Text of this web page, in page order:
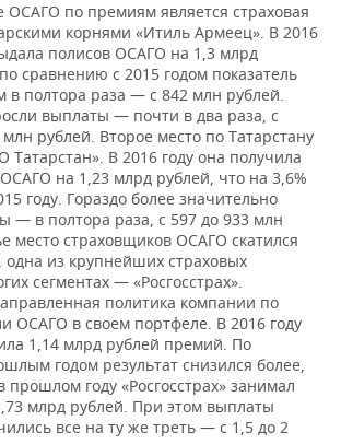
по премиям является страховая
корнями «Итиль Армеец». В 2016
полисов ОСАГО на 1,3 млрд
сравнению с 2015 годом показатель
в полтора раза — с 842 млн рублей.
выплаты — почти в два раза, с
рублей. Второе место по Татарстану
Татарстан». В 2016 году она получила
на 1,23 млрд рублей, что на 3,6%
году. Гораздо более значительно
— в полтора раза, с 597 до 933 млн
место страховщиков ОСАГО скатился
из крупнейших страховых
сегментах — «Росгосстрах».
политика компании по
ОСАГО в своем портфеле. В 2016 году
1,14 млрд рублей премий. По
годом результат снизился более,
году «Росгосстрах» занимал
млрд рублей. При этом выплаты
все на ту же треть — с 1,5 до 2